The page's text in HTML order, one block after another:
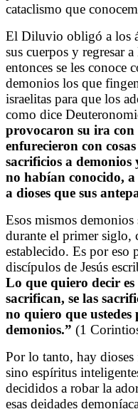
cataclismo que
El Diluvio obligó a los
sus cuerpos y regresar
entonces se les conoce
demonios los que
israelitas para que los
como dice
provocaron su ira con
enfurecieron con
sacrificios a demonios
no habían conocido, a
a dioses que sus
Esos mismos demonios
durante el primer siglo,
establecido. Es por eso
discípulos de Jesús
Lo que quiero decir es
sacrifican, se las
no quiero que
demonios.” (1
Por lo tanto, hay
sino espíritus
decididos a robar la
esas deidades